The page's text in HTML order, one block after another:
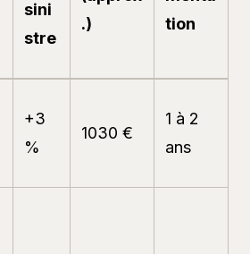
sini
stre
.)
tion
+3
%
1030 €
1 à 2
ans